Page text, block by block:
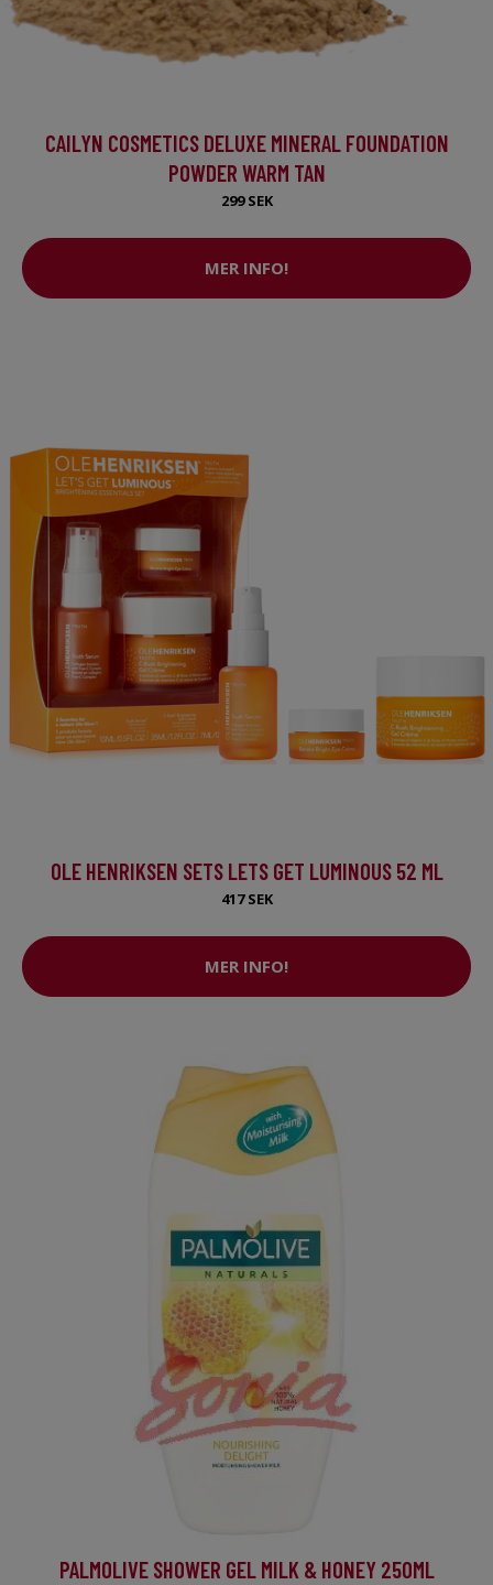
CAILYN COSMETICS DELUXE MINERAL FOUNDATION
POWDER WARM TAN
299 SEK
MER INFO!
OLE HENRIKSEN SETS LETS GET LUMINOUS 52 ML
417 SEK
MER INFO!
PALMOLIVE SHOWER GEL MILK & HONEY 250ML